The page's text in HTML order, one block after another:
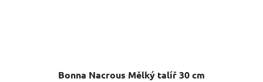
Bonna Nacrous Mělký talíř 30 cm